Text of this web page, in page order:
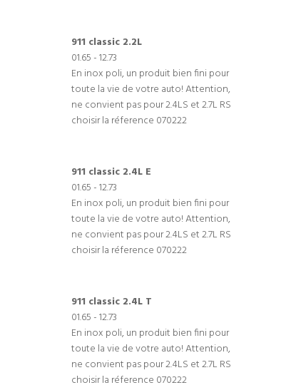
911 classic 2.2L
01.65 - 12.73
En inox poli, un produit bien fini pour
toute la vie de votre auto! Attention,
ne convient pas pour 2.4LS et 2.7L RS
choisir la réference 070222
911 classic 2.4L E
01.65 - 12.73
En inox poli, un produit bien fini pour
toute la vie de votre auto! Attention,
ne convient pas pour 2.4LS et 2.7L RS
choisir la réference 070222
911 classic 2.4L T
01.65 - 12.73
En inox poli, un produit bien fini pour
toute la vie de votre auto! Attention,
ne convient pas pour 2.4LS et 2.7L RS
choisir la réference 070222